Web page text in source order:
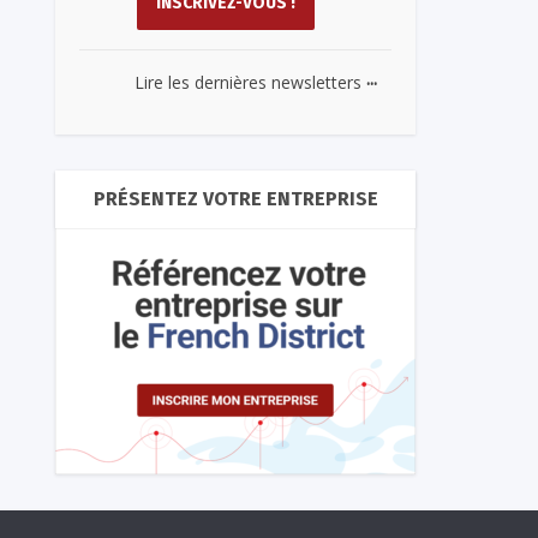
Lire les dernières newsletters ...
PRÉSENTEZ VOTRE ENTREPRISE